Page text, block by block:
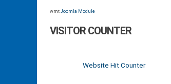
wmt Joomla Module
VISITOR COUNTER
Website Hit Counter